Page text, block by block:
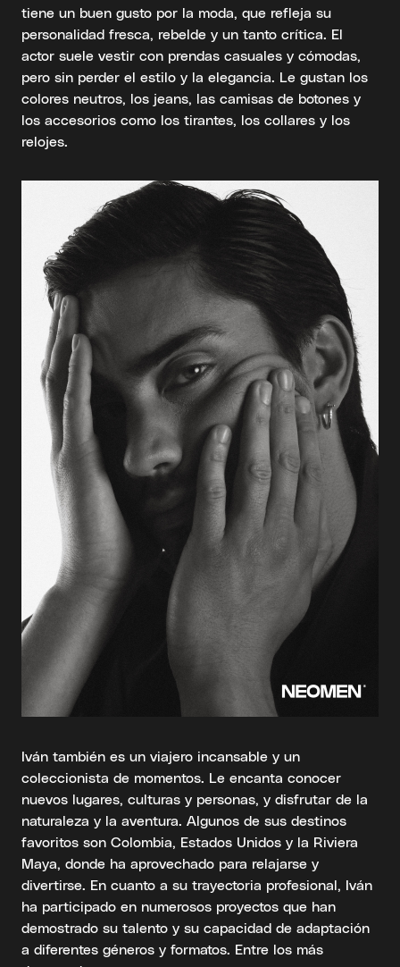
tiene un buen gusto por la moda, que refleja su
personalidad fresca, rebelde y un tanto crítica. El
actor suele vestir con prendas casuales y cómodas,
pero sin perder el estilo y la elegancia. Le gustan los
colores neutros, los jeans, las camisas de botones y
los accesorios como los tirantes, los collares y los
relojes.
Iván también es un viajero incansable y un
coleccionista de momentos. Le encanta conocer
nuevos lugares, culturas y personas, y disfrutar de la
naturaleza y la aventura. Algunos de sus destinos
favoritos son Colombia, Estados Unidos y la Riviera
Maya, donde ha aprovechado para relajarse y
divertirse. En cuanto a su trayectoria profesional, Iván
ha participado en numerosos proyectos que han
demostrado su talento y su capacidad de adaptación
a diferentes géneros y formatos. Entre los más